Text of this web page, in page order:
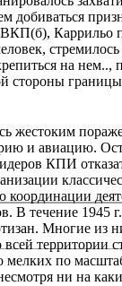
добиваться
Каррильо
на нем..,
стороны
жестоким
и авиацию.
КПИ
координации
В течение 1945
Многие из
всей территории
мелких по
ни на